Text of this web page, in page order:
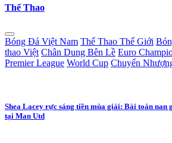
Thể Thao
Bóng Đá Việt Nam Thể Thao Thế Giới
thao Việt Chân Dung Bên Lề Euro
Premier League World Cup Chuyển
Shea Lacey rực sáng tiền mùa giải: Bài toán
tại Man Utd